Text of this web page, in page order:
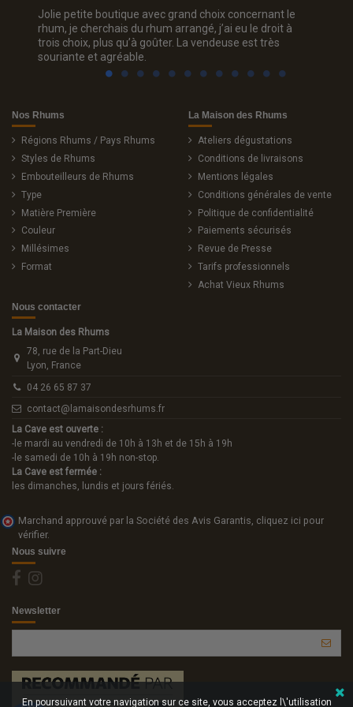
Jolie petite boutique avec grand choix concernant le
rhum, je cherchais du rhum arrangé, j’ai eu le droit à
trois choix, plus qu’à goûter. La vendeuse est très
souriante et agréable.
Nos Rhums
Régions Rhums / Pays Rhums
Styles de Rhums
Embouteilleurs de Rhums
Type
Matière Première
Couleur
Millésimes
Format
La Maison des Rhums
Ateliers dégustations
Conditions de livraisons
Mentions légales
Conditions générales de vente
Politique de confidentialité
Paiements sécurisés
Revue de Presse
Tarifs professionnels
Achat Vieux Rhums
Nous contacter
La Maison des Rhums
78, rue de la Part-Dieu
Lyon, France
04 26 65 87 37
contact@lamaisondesrhums.fr
La Cave est ouverte :
-le mardi au vendredi de 10h à 13h et de 15h à 19h
-le samedi de 10h à 19h non-stop.
La Cave est fermée :
les dimanches, lundis et jours fériés.
Marchand approuvé par la Société des Avis Garantis, cliquez ici pour
vérifier.
Nous suivre
Newsletter
En poursuivant votre navigation sur ce site, vous acceptez l\'utilisation